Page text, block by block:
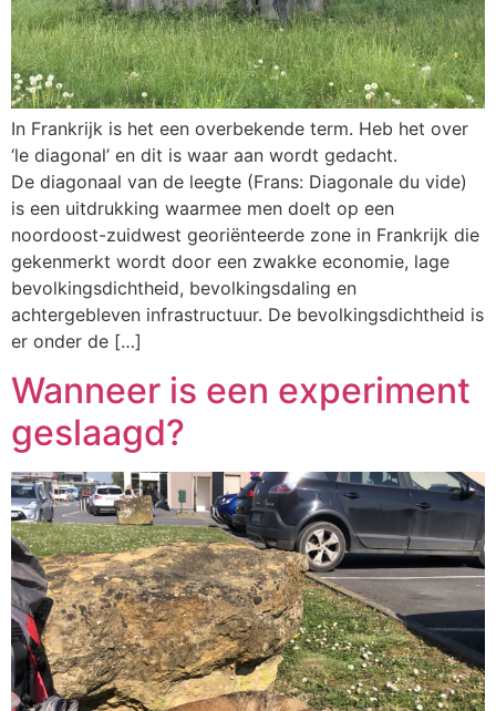
In Frankrijk is het een overbekende term. Heb het over
‘le diagonal’ en dit is waar aan wordt gedacht.
De diagonaal van de leegte (Frans: Diagonale du vide)
is een uitdrukking waarmee men doelt op een
noordoost-zuidwest georiënteerde zone in Frankrijk die
gekenmerkt wordt door een zwakke economie, lage
bevolkingsdichtheid, bevolkingsdaling en
achtergebleven infrastructuur. De bevolkingsdichtheid is
er onder de […]
Wanneer is een experiment
geslaagd?